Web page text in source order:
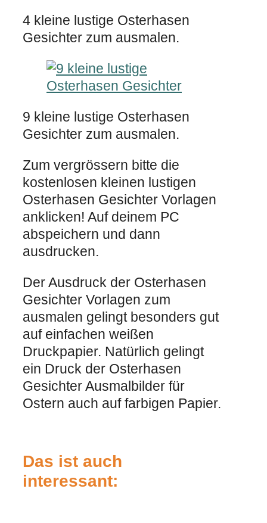
4 kleine lustige Osterhasen
Gesichter zum ausmalen.
9 kleine lustige Osterhasen
Gesichter zum ausmalen.
Zum vergrössern bitte die
kostenlosen kleinen lustigen
Osterhasen Gesichter Vorlagen
anklicken! Auf deinem PC
abspeichern und dann
ausdrucken.
Der Ausdruck der Osterhasen
Gesichter Vorlagen zum
ausmalen gelingt besonders gut
auf einfachen weißen
Druckpapier. Natürlich gelingt
ein Druck der Osterhasen
Gesichter Ausmalbilder für
Ostern auch auf farbigen Papier.
Das ist auch
interessant: